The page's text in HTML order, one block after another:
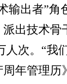
输出者”角
出技术骨
人次。“我
年管理历